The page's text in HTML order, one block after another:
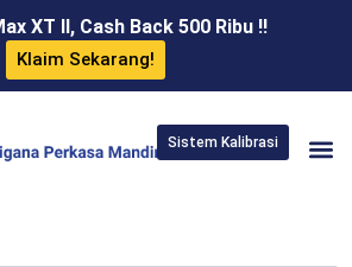
XT II, Cash Back 500 Ribu !!
Klaim Sekarang!
Sistem Kalibrasi